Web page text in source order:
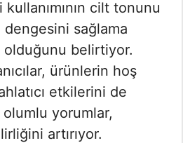
cilt tonunu
sağlama
belirtiyor.
ürünlerin hoş
etkilerini de
yorumlar,
artırıyor.